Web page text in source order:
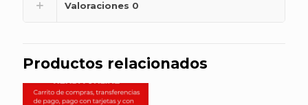
Valoraciones 0
Productos relacionados